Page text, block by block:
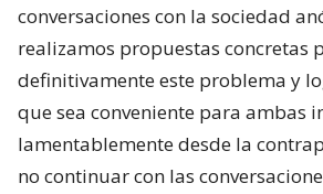
conversaciones con la sociedad
realizamos propuestas concretas
definitivamente este problema y
que sea conveniente para ambas
lamentablemente desde la
no continuar con las